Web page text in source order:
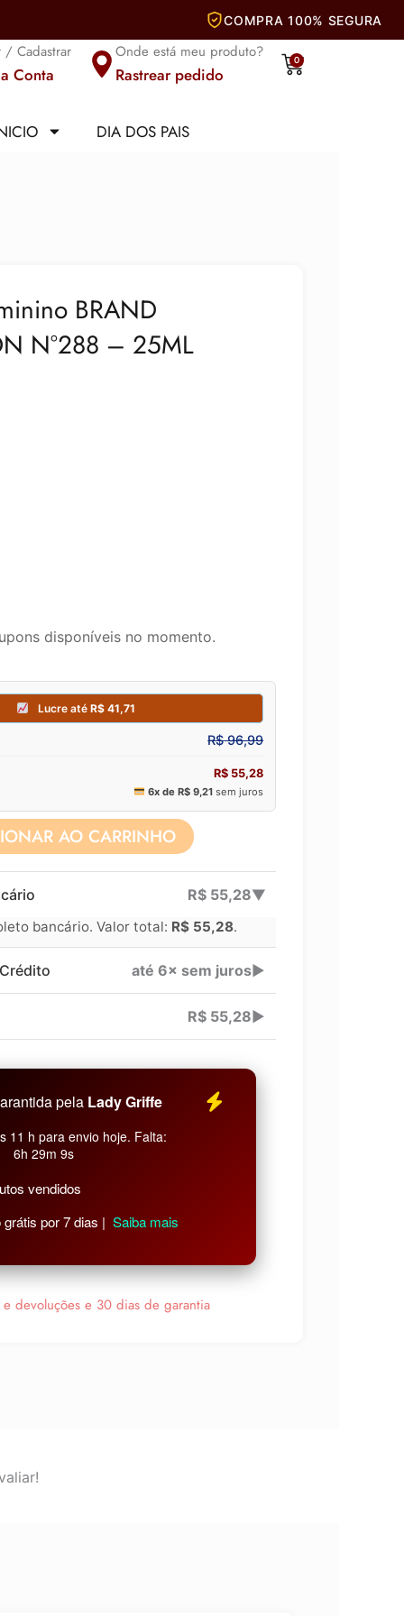
/ Cadastrar
Conta
Onde está meu produto?
Rastrear pedido
0
Carrinho
DIA DOS PAIS
BRAND
N°288 – 25ML
disponíveis no momento.
Lucre até
Revenda por
Compre por
AO CARRINHO
R$ 55,28▶
bancário. Valor total: R$ 55,28.
até 6× sem juros▶
R$ 55,28▶
pela Lady Griffe
11 h para envio hoje. Falta:
6h 29m 8s
vendidos
por 7 dias | Saiba mais
devoluções e 30 dias de garantia